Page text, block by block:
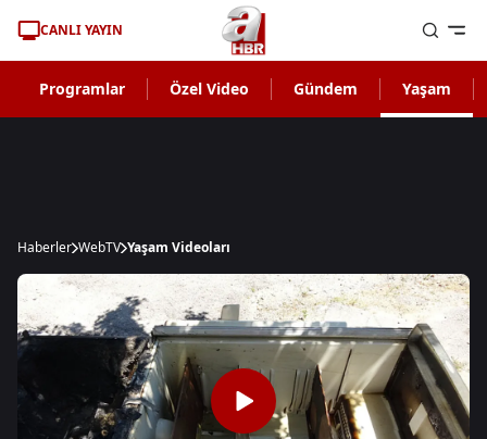
CANLI YAYIN
Programlar Özel Video Gündem Yaşam
Haberler WebTV Yaşam Videoları